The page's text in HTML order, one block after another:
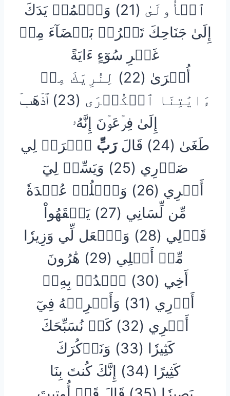
ٱلۡأُولَىٰ (21) وَٱضۡمُمۡ يَدَكَ
إِلَىٰ جَنَاحِكَ تَخۡرُجۡ بَيۡضَآءَ مِنۡ
غَيۡرِ سُوٓءٍ ءَايَةً
أُخۡرَىٰ (22) لِنُرِيَكَ مِنۡ
ءَايَٰتِنَا ٱلۡكُبۡرَى (23) ٱذۡهَبۡ
إِلَىٰ فِرۡعَوۡنَ إِنَّهُۥ
طَغَىٰ (24) قَالَ
رَبِّ ٱشۡرَحۡ لِي
صَدۡرِي (25) وَيَسِّرۡ لِيٓ
أَمۡرِي (26) وَٱحۡلُلۡ عُقۡدَةٗ
مِّن لِّسَانِي (27) يَفۡقَهُواْ
قَوۡلِي (28) وَٱجۡعَل لِّي وَزِيرٗا
مِّنۡ أَهۡلِي (29) هَٰرُونَ
أَخِي (30) ٱشۡدُدۡ بِهِۦٓ
أَزۡرِي (31) وَأَشۡرِكۡهُ فِيٓ
أَمۡرِي (32) كَيۡ نُسَبِّحَكَ
كَثِيرٗا (33) وَنَذۡكُرَكَ
كَثِيرًا (34) إِنَّكَ كُنتَ بِنَا